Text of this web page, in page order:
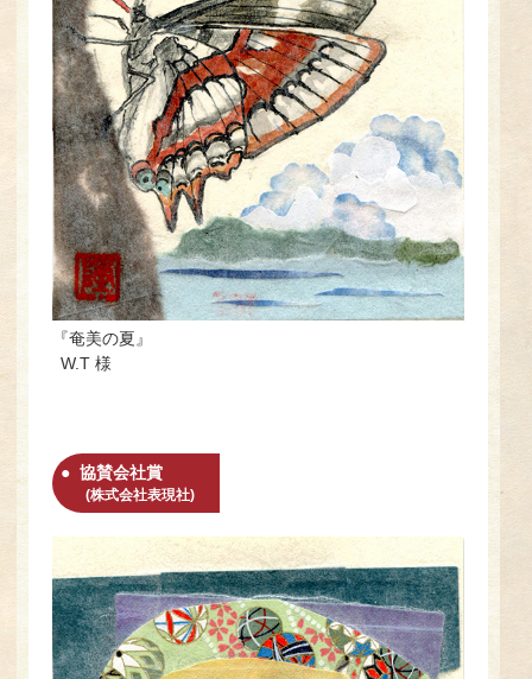
『奄美の夏』
W.T 様
協賛会社賞
(株式会社表現社)